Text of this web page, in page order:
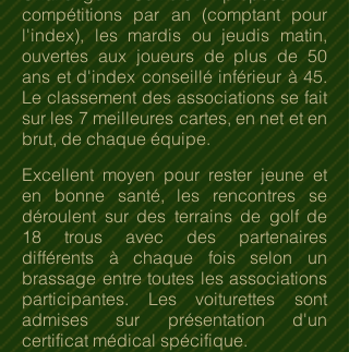
compétitions par an (comptant pour
l'index), les mardis ou jeudis matin,
ouvertes aux joueurs de plus de 50
ans et d'index conseillé inférieur à 45.
Le classement des associations se fait
sur les 7 meilleures cartes, en net et en
brut, de chaque équipe.
Excellent moyen pour rester jeune et
en bonne santé, les rencontres se
déroulent sur des terrains de golf de
18 trous avec des partenaires
différents à chaque fois selon un
brassage entre toutes les associations
participantes. Les voiturettes sont
admises sur présentation d'un
certificat médical spécifique.